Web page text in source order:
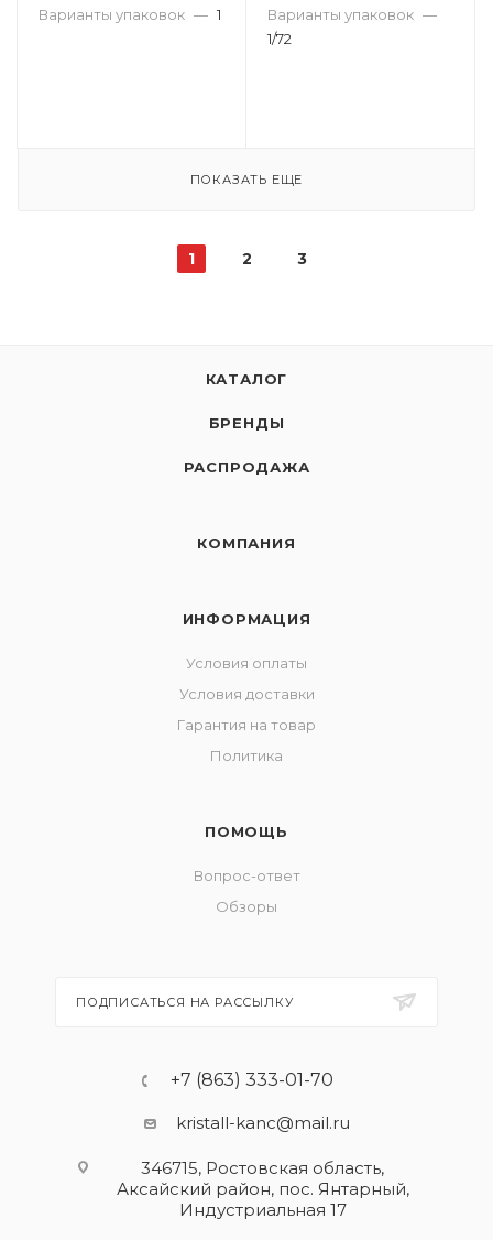
Варианты упаковок — 1
Варианты упаковок —
1/72
ПОКАЗАТЬ ЕЩЕ
1 2 3
КАТАЛОГ
БРЕНДЫ
РАСПРОДАЖА
КОМПАНИЯ
ИНФОРМАЦИЯ
Условия оплаты
Условия доставки
Гарантия на товар
Политика
ПОМОЩЬ
Вопрос-ответ
Обзоры
ПОДПИСАТЬСЯ НА РАССЫЛКУ
+7 (863) 333-01-70
kristall-kanc@mail.ru
346715, Ростовская область​,
Аксайский район, пос. Янтарный,
Индустриальная 17